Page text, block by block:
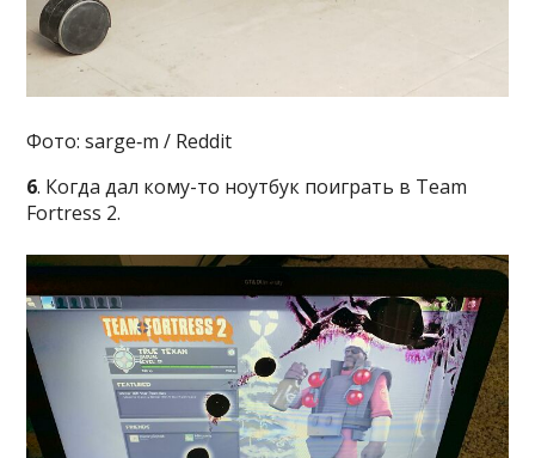
Фото: sarge‑m / Reddit
6. Когда дал кому-то ноутбук поиграть в Team
Fortress 2.